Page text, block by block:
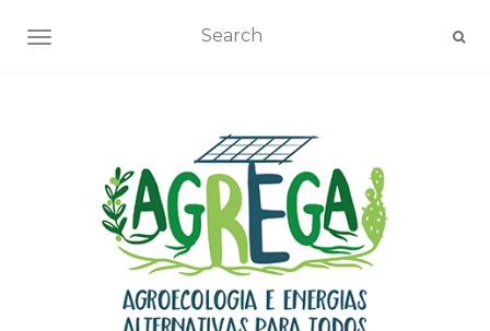
TOGGLE NAVIGATION